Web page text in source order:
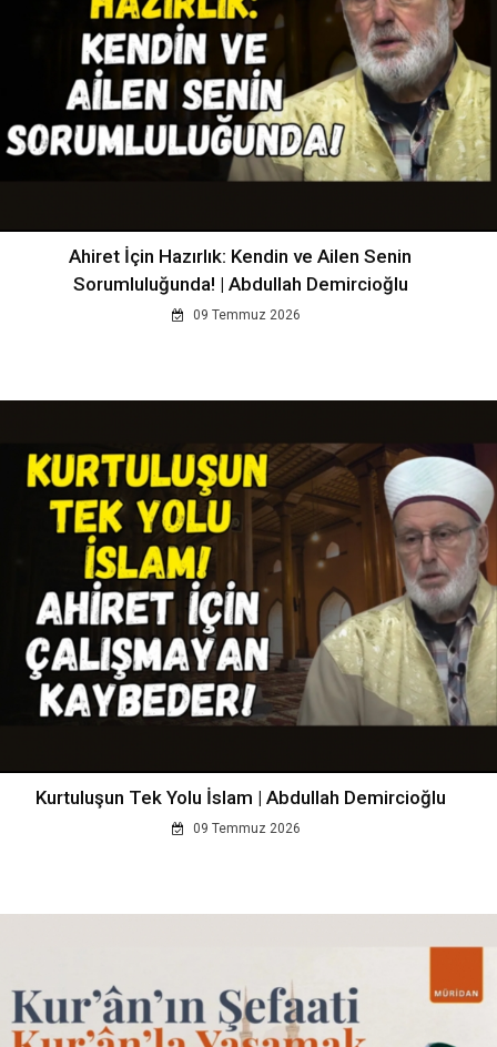
Ahiret İçin Hazırlık: Kendin ve Ailen Senin
Sorumluluğunda! | Abdullah Demircioğlu
09 Temmuz 2026
Kurtuluşun Tek Yolu İslam | Abdullah Demircioğlu
09 Temmuz 2026